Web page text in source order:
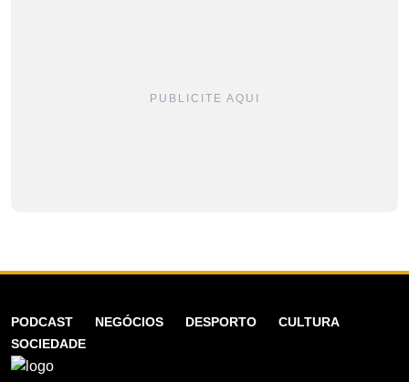
PUBLICITE AQUI
PODCAST NEGÓCIOS DESPORTO
CULTURA
SOCIEDADE